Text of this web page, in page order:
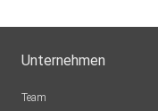
Unternehmen
Team